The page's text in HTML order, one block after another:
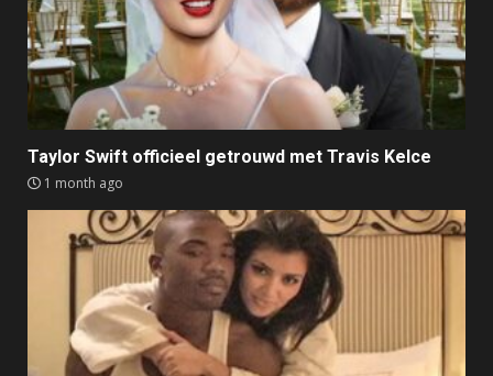
Taylor Swift officieel getrouwd met Travis Kelce
1 month ago